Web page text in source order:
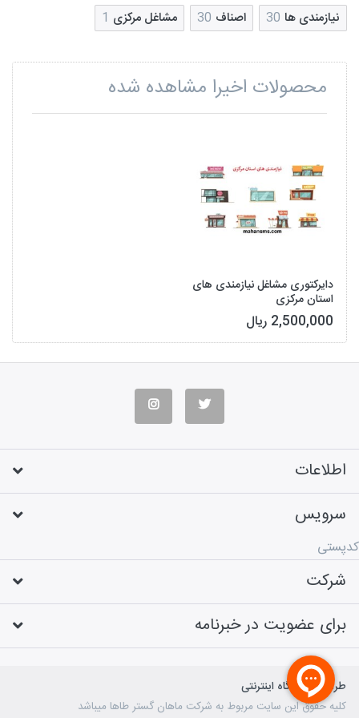
نیازمندی ها 30 اصناف 30 مشاغل مرکزی 1
محصولات اخیرا مشاهده شده
دایرکتوری مشاغل نیازمندی های
استان مرکزی
2,500,000 ریال
اطلاعات
سرویس
کدپستی
شرکت
برای عضویت در خبرنامه
طراحی فروشگاه اینترنتی
کلیه حقوق این سایت مربوط به شرکت ماهان گستر طاها میباشد